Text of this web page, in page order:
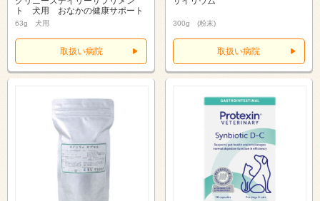
ト 犬用 おなかの健康サポート
63g 犬用
取扱い病院
300g (粉末)
取扱い病院